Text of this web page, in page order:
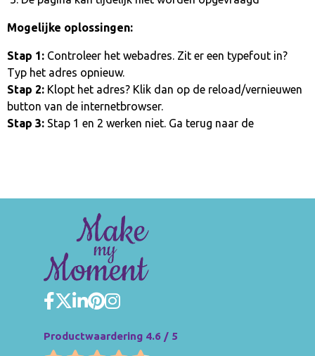
Mogelijke oplossingen:
Stap 1: Controleer het webadres. Zit er een typefout in?
Typ het adres opnieuw.
Stap 2: Klopt het adres? Klik dan op de reload/vernieuwen
button van de internetbrowser.
Stap 3: Stap 1 en 2 werken niet. Ga terug naar de
Productwaardering 4.6 / 5